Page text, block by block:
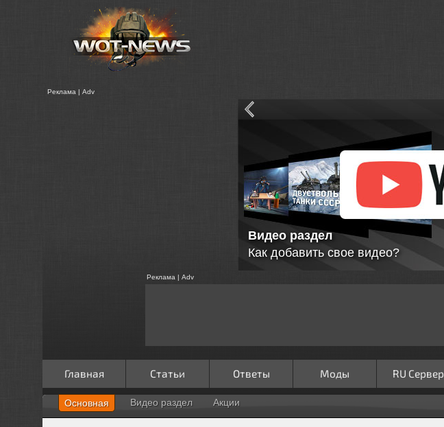
Реклама | Adv
Статистика игрока АПИ 2.0
Реклама | Adv
Главная Статьи Ответы Моды RU Сервер
Основная Видео раздел Акции